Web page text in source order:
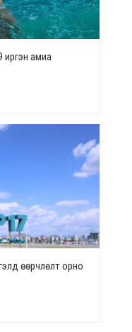
иргэн амиа
өөрчлөлт орно